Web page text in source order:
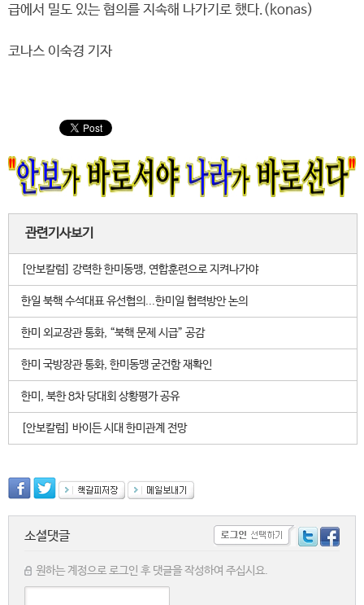
급에서 밀도 있는 협의를 지속해 나가기로 했다.(konas)
코나스 이숙경 기자
관련기사보기
[안보칼럼] 강력한 한미동맹, 연합훈련으로 지켜나가야
한일 북핵 수석대표 유선협의...한미일 협력방안 논의
한미 외교장관 통화, “북핵 문제 시급” 공감
한미 국방장관 통화, 한미동맹 굳건함 재확인
한미, 북한 8차 당대회 상황평가 공유
[안보칼럼] 바이든 시대 한미관계 전망
소셜댓글
원하는 계정으로 로그인 후 댓글을 작성하여 주십시요.